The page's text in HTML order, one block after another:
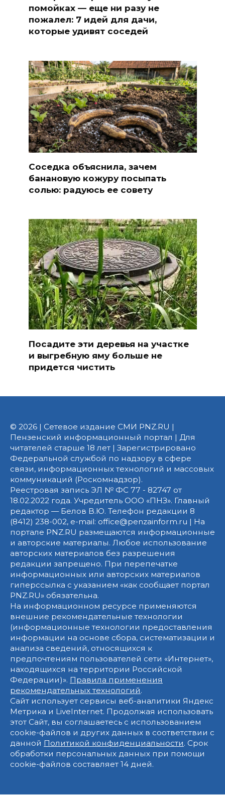
помойках — еще ни разу не
пожалел: 7 идей для дачи,
которые удивят соседей
Соседка объяснила, зачем
банановую кожуру посыпать
солью: радуюсь ее совету
Посадите эти деревья на участке
и выгребную яму больше не
придется чистить
© 2026 | Сетевое издание СМИ PNZ.RU |
Пензенский информационный портал | Для
читателей старше 18 лет | Зарегистрировано
Федеральной службой по надзору в сфере
связи, информационных технологий и массовых
коммуникаций (Роскомнадзор).
Реестровая запись ЭЛ № ФС 77 - 82747 от
18.02.2022 года. Учредитель ООО «ПНЗ». Главный
редактор — Белов В.Ю. Телефон редакции 8
(8412) 238-002, e-mail: office@penzainform.ru | На
портале PNZ.RU размещаются информационные
и авторские материалы. Любое использование
авторских материалов без разрешения
редакции запрещено. При перепечатке
информационных или авторских материалов
гиперссылка с указанием «как сообщает портал
PNZ.RU» обязательна.
На информационном ресурсе применяются
внешние рекомендательные технологии
(информационные технологии предоставления
информации на основе сбора, систематизации и
анализа сведений, относящихся к
предпочтениям пользователей сети «Интернет»,
находящихся на территории Российской
Федерации)». Правила применения
рекомендательных технологий.
Сайт использует сервисы веб-аналитики Яндекс
Метрика и LiveInternet. Продолжая использовать
этот Сайт, вы соглашаетесь с использованием
cookie-файлов и других данных в соответствии с
данной Политикой конфиденциальности. Срок
обработки персональных данных при помощи
cookie-файлов составляет 14 дней.